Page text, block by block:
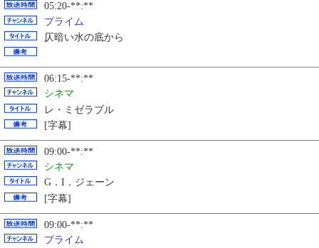
05:20-**:**
プライム
仄暗い水の底から
06:15-**:**
シネマ
レ・ミゼラブル
[字幕]
09:00-**:**
シネマ
G．I．ジェーン
[字幕]
09:00-**:**
プライム